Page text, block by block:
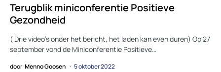
Terugblik miniconferentie Positieve
Gezondheid
( Drie video’s onder het bericht, het laden kan even duren) Op 27
september vond de Miniconferentie Positieve…
door Menno Goosen 5 oktober 2022